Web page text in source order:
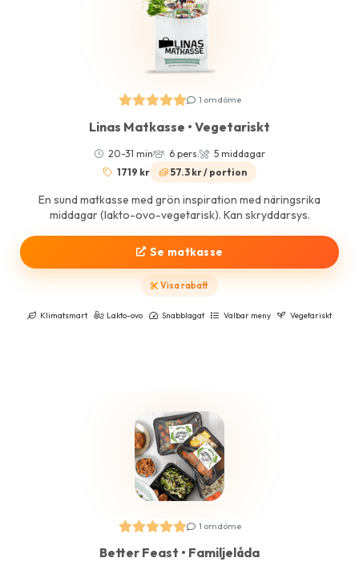
1 omdöme
Linas Matkasse • Vegetariskt
20-31 min 6 pers.
5 middagar
1719 kr
57.3 kr / portion
En sund matkasse med grön inspiration med näringsrika
middagar (lakto-ovo-vegetarisk). Kan skryddarsys.
Se matkasse
Visa rabatt
Klimatsmart Lakto-ovo Snabblagat Valbar meny Vegetariskt
1 omdöme
Better Feast • Familjelåda